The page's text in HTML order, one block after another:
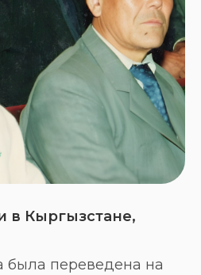
в Кыргызстане,
была переведена на